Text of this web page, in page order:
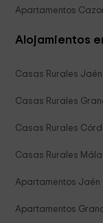
Apartamentos
Alojamientos
Casas Rurales Jaén
Casas Rurales
Casas Rurales
Casas Rurales
Apartamentos Jaén
Apartamentos